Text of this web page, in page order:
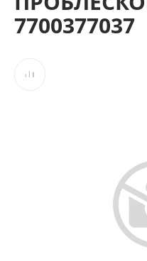
7700377037